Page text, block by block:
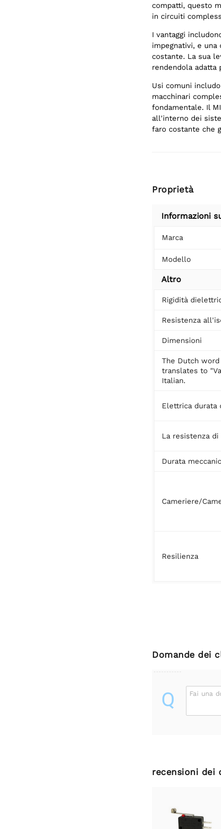
compatti, questo
in circuiti
I vantaggi
impegnativi, e una
costante. La sua
rendendola
Usi comuni
macchinari
fondamentale. Il
all'interno dei
faro costante che
Proprietà
Informazioni
Marca
Modello
Altro
Rigidità
Resistenza
Dimensioni
The Dutch word
translates to
Italian.
Elettrica durata
La resistenza
Durata
Cameriere/
Resilienza
Domande dei
Q Fai una
recensioni dei